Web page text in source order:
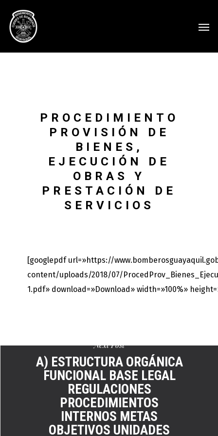
PROCEDIMIENTO
PROVISIÓN DE
BIENES,
EJECUCIÓN DE
OBRAS Y
PRESTACIÓN DE
SERVICIOS
[googlepdf url=»https://
content/uploads/2018/07/
1.pdf» download=»Download» width=»100%»
Next Post
A) ESTRUCTURA ORGÁNICA
FUNCIONAL BASE LEGAL
REGULACIONES
PROCEDIMIENTOS
INTERNOS METAS
OBJETIVOS UNIDADES